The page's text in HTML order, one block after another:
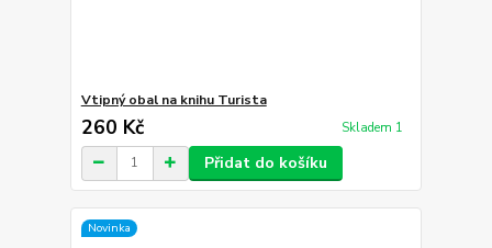
Vtipný obal na knihu Turista
260 Kč Skladem 1
Přidat do košíku
Novinka